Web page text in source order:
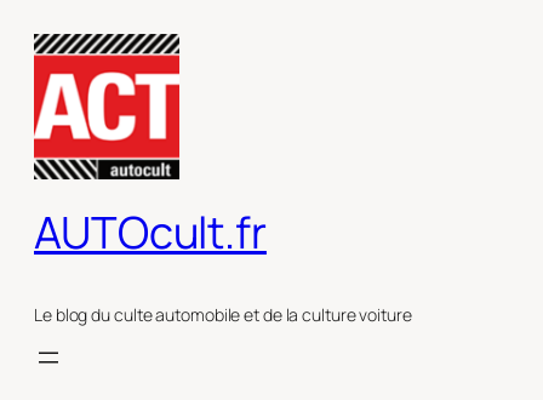
contenu
AUTOcult.fr
Le blog du culte automobile et de la culture voiture